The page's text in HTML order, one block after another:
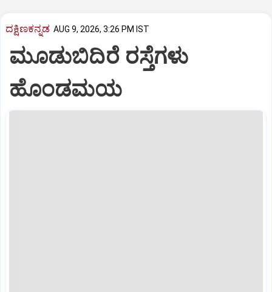
ದಕ್ಷಿಣಕನ್ನಡ AUG 9, 2026, 3:26 PM IST
ಮೂಡುಬಿದಿರೆ ರಸ್ತೆಗಳು
ಹೊಂಡಮಯ